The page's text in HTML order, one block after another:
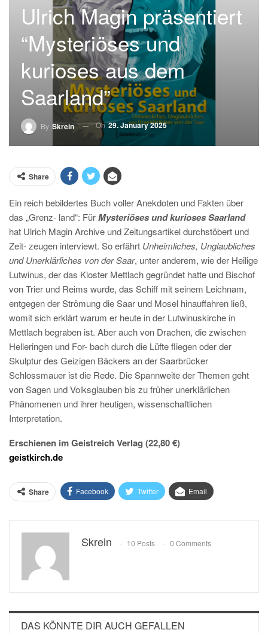
Ulrich Magin präsentiert
“Mysteriöses und
kurioses aus dem
Saarland”
By Skrein On29. January 2025
Share
Ein reich bebildertes Buch voller Anekdoten und Fakten über
das „Grenz- land“: FürMysteriöses und kurioses Saarland
hat Ulrich Magin Archive und Zeitungsartikel durchstöbert und
Zeit- zeugen interviewt. So erfährt Unheimliches, Unglaubliches
und Unerklärliches von der Saar, unter anderem, wie der Heilige
Lutwinus, der das Kloster Mettlach gegründet hatte und Bischof
von Trier und Reims wurde, das Schiff mit seinem Leichnam,
entgegen der Strömung die Saar und Mosel hinauffahren ließ,
womit sich erklärt warum er heute in der Lutwinuskirche in
Mettlach begraben ist. Aber auch von Drachen, die zwischen
Helleringen und For- bach durch die Lüfte fliegen oder der
Skulptur des Geizigen Bäckers an der Saarbrücker
Schlossmauer ist die Rede. Die Spannweite der Themen geht
von Sagen und Volksglauben bis zu früher unerklärlichen
Phänomenen und ihrer heutigen, wissenschaftlichen
Interpretation.
Erschienen im Geistreich Verlag (22,80 €)
geistkirch.de
Share Facebook Twitter Email
Skrein 10 Posts 0 Comments
DAS KÖNNTE DIR AUCH GEFALLEN